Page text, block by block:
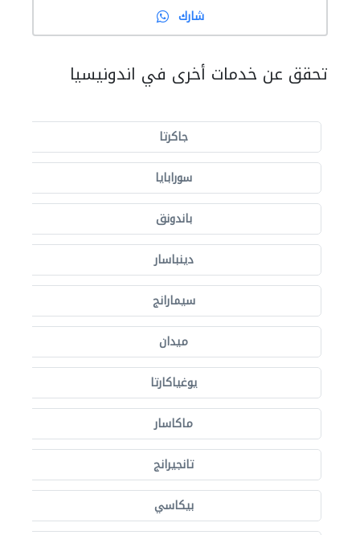
شارك
تحقق عن خدمات أخرى في اندونيسيا
جاكرتا
سورابايا
باندونق
دينباسار
سيمارانج
ميدان
يوغياكارتا
ماكاسار
تانجيرانج
بيكاسي